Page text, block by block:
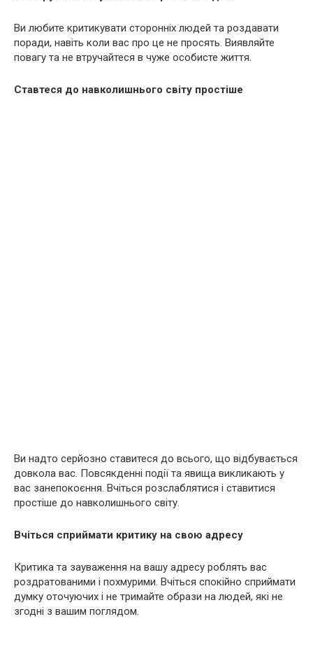
Ви любите критикувати сторонніх людей та роздавати
поради, навіть коли вас про це не просять. Виявляйте
повагу та не втручайтеся в чуже особисте життя.
Ставтеся до навколишнього світу простіше
Ви надто серйозно ставитеся до всього, що відбувається
довкола вас. Повсякденні події та явища викликають у
вас занепокоєння. Вчіться розслаблятися і ставитися
простіше до навколишнього світу.
Вчіться сприймати критику на свою адресу
Критика та зауваження на вашу адресу роблять вас
роздратованими і похмурими. Вчіться спокійно сприймати
думку оточуючих і не тримайте образи на людей, які не
згодні з вашим поглядом.